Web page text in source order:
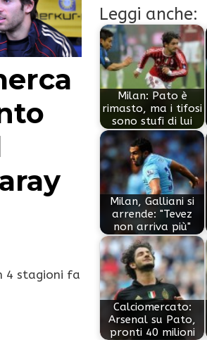
4 stagioni fa
Leggi anche:
Milan: Pato è
rimasto, ma i tifosi
sono stufi di lui
Milan, Galliani si
arrende: "Tevez
non arriva più"
Calciomercato:
Arsenal su Pato,
pronti 40 milioni